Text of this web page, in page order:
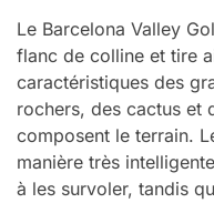
Le Barcelona Valley
flanc de colline et tire
caractéristiques des
rochers, des cactus et
composent le terrain.
manière très
à les survoler, tandis